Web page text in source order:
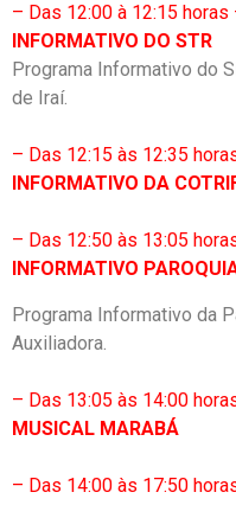
– Das 12:00 à 12:15 horas
INFORMATIVO DO STR
Programa Informativo do
de Iraí.
– Das 12:15 às 12:35
INFORMATIVO DA
– Das 12:50 às 13:05
INFORMATIVO
Programa Informativo da
Auxiliadora.
– Das 13:05 às 14:00
MUSICAL MARABÁ
– Das 14:00 às 17:50